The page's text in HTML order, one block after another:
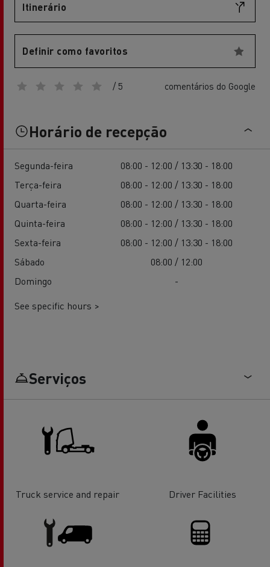
Itinerário
Definir como favoritos
/ 5 comentários do Google
Horário de recepção
Segunda-feira
08:00 - 12:00 / 13:30 - 18:00
Terça-feira
08:00 - 12:00 / 13:30 - 18:00
Quarta-feira
08:00 - 12:00 / 13:30 - 18:00
Quinta-feira
08:00 - 12:00 / 13:30 - 18:00
Sexta-feira
08:00 - 12:00 / 13:30 - 18:00
Sábado
08:00 / 12:00
Domingo
-
See specific hours >
Serviços
Truck service and repair Driver Facilities